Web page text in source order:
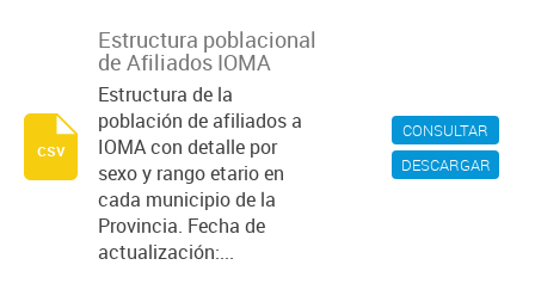
CONSULTAR
DESCARGAR
Estructura poblacional
de Afiliados IOMA
Estructura de la
población de afiliados a
IOMA con detalle por
sexo y rango etario en
cada municipio de la
Provincia. Fecha de
actualización:...
csv